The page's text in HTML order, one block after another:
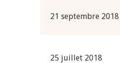
21 septembre 2018
25 juillet 2018